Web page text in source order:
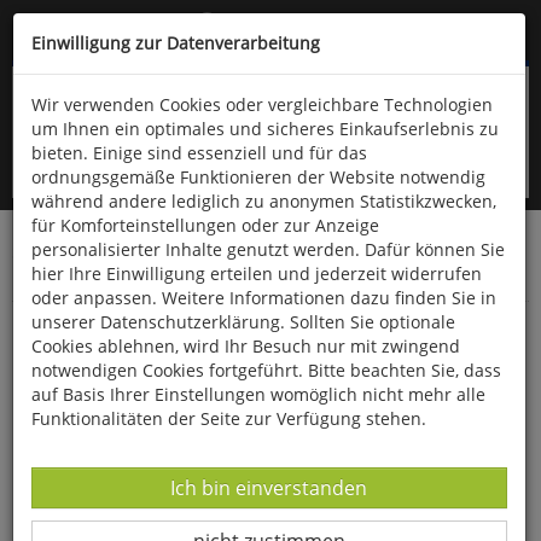
Kompletten Head der Seite überspringen
oder (06766) 9323-960
Startseite Bücher Downloads
Zeitschriften
SportPraxis
Springen mit dem Stab -
Einwilligung zur Datenverarbeitung
Wir verwenden Cookies oder vergleichbare Technologien
um Ihnen ein optimales und sicheres Einkaufserlebnis zu
bieten. Einige sind essenziell und für das
ordnungsgemäße Funktionieren der Website notwendig
während andere lediglich zu anonymen Statistikzwecken,
für Komforteinstellungen oder zur Anzeige
personalisierter Inhalte genutzt werden. Dafür können Sie
hier Ihre Einwilligung erteilen und jederzeit widerrufen
oder anpassen. Weitere Informationen dazu finden Sie in
unserer Datenschutzerklärung. Sollten Sie optionale
Cookies ablehnen, wird Ihr Besuch nur mit zwingend
notwendigen Cookies fortgeführt. Bitte beachten Sie, dass
auf Basis Ihrer Einstellungen womöglich nicht mehr alle
Funktionalitäten der Seite zur Verfügung stehen.
Datenverarbeitung -
Ich bin einverstanden